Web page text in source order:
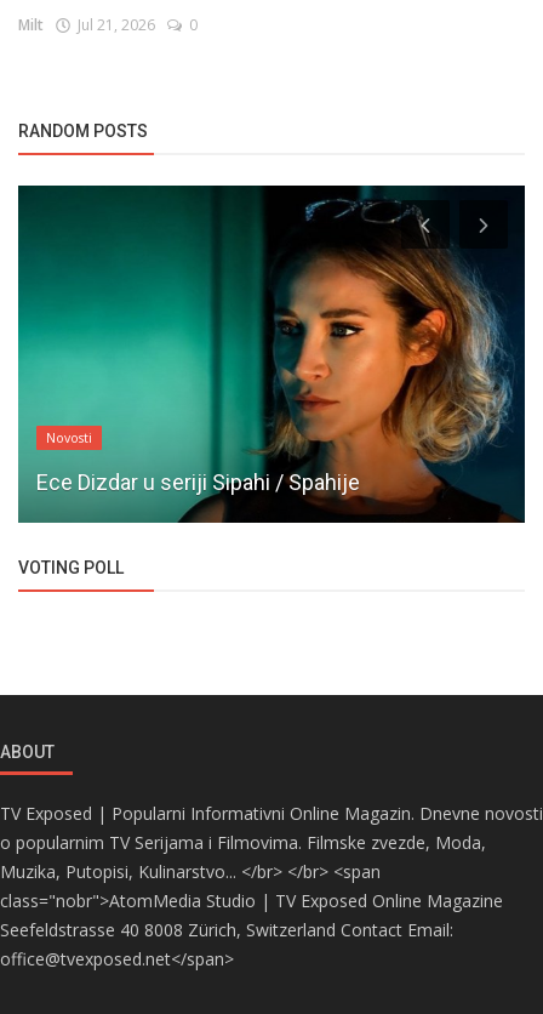
Milt Jul 21, 2026 0
RANDOM POSTS
Novosti
Ece Dizdar u seriji Sipahi / Spahije
VOTING POLL
ABOUT
TV Exposed | Popularni Informativni Online Magazin. Dnevne novosti
o popularnim TV Serijama i Filmovima. Filmske zvezde, Moda,
Muzika, Putopisi, Kulinarstvo... </br> </br> <span
class="nobr">AtomMedia Studio | TV Exposed Online Magazine
Seefeldstrasse 40 8008 Zürich, Switzerland Contact Email:
office@tvexposed.net</span>